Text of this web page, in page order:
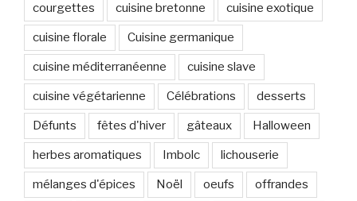
courgettes cuisine bretonne cuisine exotique
cuisine florale Cuisine germanique
cuisine méditerranéenne cuisine slave
cuisine végétarienne Célébrations desserts
Défunts fêtes d'hiver gâteaux Halloween
herbes aromatiques Imbolc lichouserie
mélanges d'épices Noël oeufs offrandes